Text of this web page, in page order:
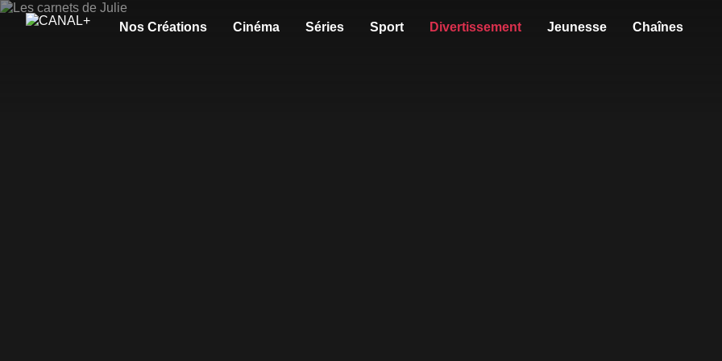
Nos Créations Cinéma Séries Sport Divertissement Jeunesse Chaînes